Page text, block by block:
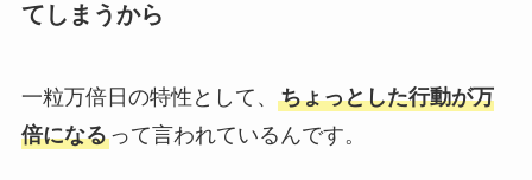
てしまうから
一粒万倍日の特性として、 ちょっとした行動が万
倍になるって言われているんです。